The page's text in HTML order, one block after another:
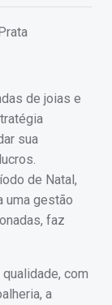
de joias e
sua
de Natal,
uma gestão
faz
com
a